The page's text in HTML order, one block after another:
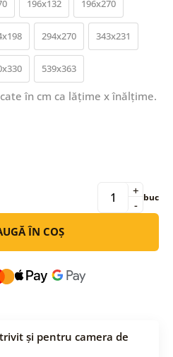
196x132 196x270
294x270 343x231
539x363
în cm ca lățime x înălțime.
-
+ buc
ÎN COȘ
și pentru camera de